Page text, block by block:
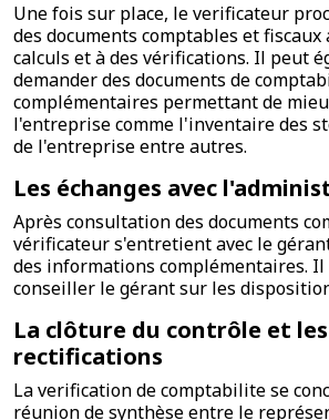
Une fois sur place, le verificateur
des documents comptables et fiscaux
calculs et à des vérifications. Il peut
demander des documents de
complémentaires permettant de
l'entreprise comme l'inventaire des
de l'entreprise entre autres.
Les échanges avec
Après consultation des documents
vérificateur s'entretient avec le
des informations complémentaires.
conseiller le gérant sur les
La clôture du contrôle et
rectifications
La verification de comptabilite se
réunion de synthèse entre le